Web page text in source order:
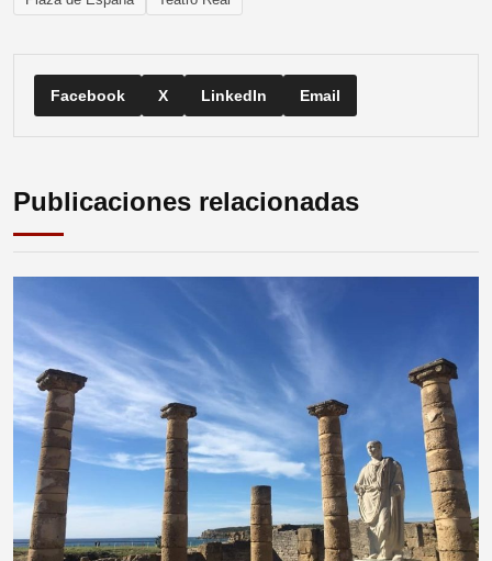
Facebook X LinkedIn Email
Publicaciones relacionadas